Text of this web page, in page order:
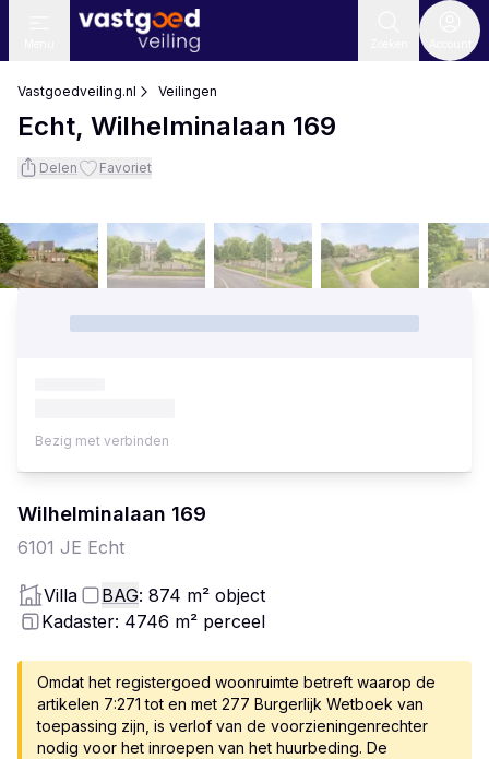
Vastgoedveiling.nl Veilingen
Echt, Wilhelminalaan 169
Delen Favoriet
Wilhelminalaan 169
6101 JE Echt
Villa BAG: 874 m² object
Kadaster: 4746 m² perceel
Omdat het registergoed woonruimte betreft waarop de
artikelen 7:271 tot en met 277 Burgerlijk Wetboek van
toepassing zijn, is verlof van de voorzieningenrechter
nodig voor het inroepen van het huurbeding. De
Bezig met verbinden